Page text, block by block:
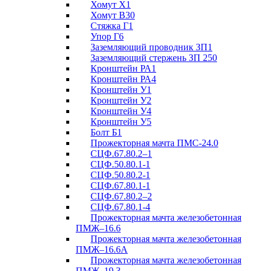
Хомут Х1
Хомут В30
Стяжка Г1
Упор Г6
Заземляющий проводник ЗП1
Заземляющий стержень ЗП 250
Кронштейн РА1
Кронштейн РА4
Кронштейн У1
Кронштейн У2
Кронштейн У4
Кронштейн У5
Болт Б1
Прожекторная мачта ПМС-24.0
СЦФ.67.80.2–1
СЦФ.50.80.1-1
СЦФ.50.80.2-1
СЦФ.67.80.1-1
СЦФ.67.80.2–2
СЦФ.67.80.1-4
Прожекторная мачта железобетонная
ПМЖ–16.6
Прожекторная мачта железобетонная
ПМЖ–16.6А
Прожекторная мачта железобетонная